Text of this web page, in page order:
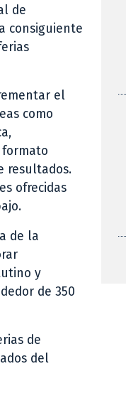
de
consiguiente
el
como
formato
resultados.
ofrecidas
de la
y
de 350
de
del